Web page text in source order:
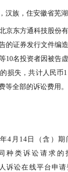
汉族，住安徽省芜湖
京东方通科技股份
的证券发行文件编
10名投资者因被告
损失，共计人民币
等全部的诉讼费用。
年4 月 14 日（含）期
种类诉讼请求的
诉讼在线平台申